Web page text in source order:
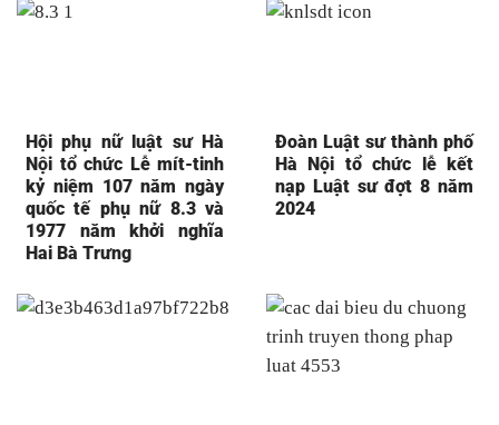
Hội phụ nữ luật sư Hà
Nội tổ chức Lễ mít-tinh
kỷ niệm 107 năm ngày
quốc tế phụ nữ 8.3 và
1977 năm khởi nghĩa
Hai Bà Trưng
Đoàn Luật sư thành phố
Hà Nội tổ chức lễ kết
nạp Luật sư đợt 8 năm
2024